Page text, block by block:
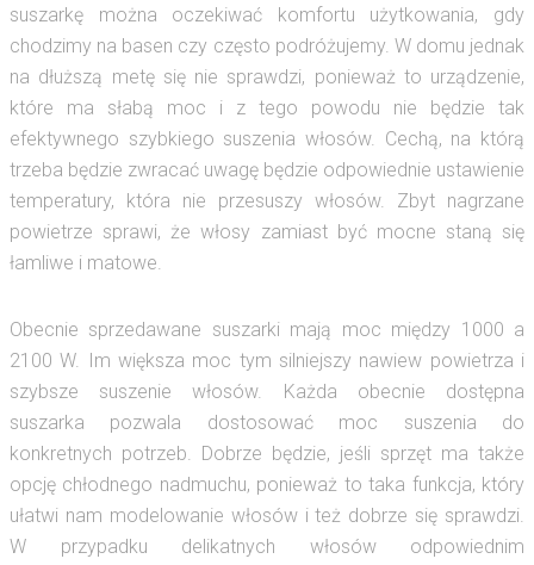
suszarkę można oczekiwać komfortu użytkowania, gdy
chodzimy na basen czy często podróżujemy. W domu jednak
na dłuższą metę się nie sprawdzi, ponieważ to urządzenie,
które ma słabą moc i z tego powodu nie będzie tak
efektywnego szybkiego suszenia włosów. Cechą, na którą
trzeba będzie zwracać uwagę będzie odpowiednie ustawienie
temperatury, która nie przesuszy włosów. Zbyt nagrzane
powietrze sprawi, że włosy zamiast być mocne staną się
łamliwe i matowe.
Obecnie sprzedawane suszarki mają moc między 1000 a
2100 W. Im większa moc tym silniejszy nawiew powietrza i
szybsze suszenie włosów. Każda obecnie dostępna
suszarka pozwala dostosować moc suszenia do
konkretnych potrzeb. Dobrze będzie, jeśli sprzęt ma także
opcję chłodnego nadmuchu, ponieważ to taka funkcja, który
ułatwi nam modelowanie włosów i też dobrze się sprawdzi.
W przypadku delikatnych włosów odpowiednim